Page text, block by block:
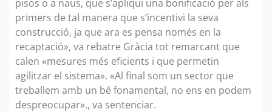
pisos o a naus, que s’apliqui una bonificació per als
primers de tal manera que s’incentivi la seva
construcció, ja que ara es pensa només en la
recaptació», va rebatre Gràcia tot remarcant que
calen «mesures més eficients i que permetin
agilitzar el sistema». «Al final som un sector que
treballem amb un bé fonamental, no ens en podem
despreocupar»., va sentenciar.